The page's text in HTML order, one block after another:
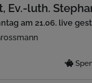
Ev.-luth.
am 21.06. live